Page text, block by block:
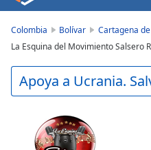
Player
loading.
Video
Play
Forward
Colombia Bolívar
Cartagena
La Esquina del Movimiento Salsero
Apoya a Ucrania.